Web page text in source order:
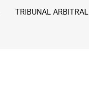
TRIBUNAL ARBITRAL